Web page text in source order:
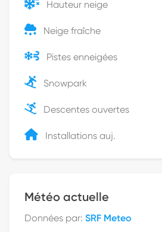
Hauteur neige
Neige fraîche
Pistes enneigées
Snowpark
Descentes ouvertes
Installations auj.
Météo actuelle
Données par: SRF Meteo